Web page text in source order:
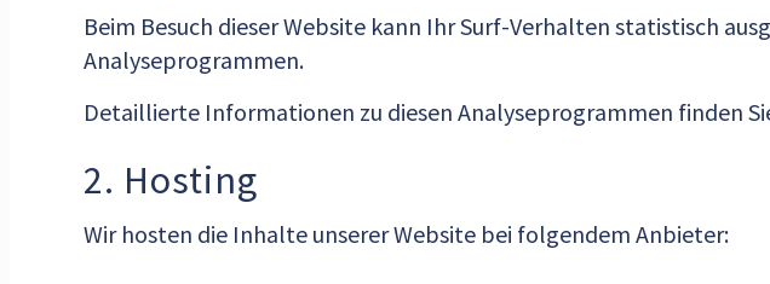
Beim Besuch dieser Website kann Ihr Surf-Verhalten statistisch
Analyseprogrammen.
Detaillierte Informationen zu diesen Analyseprogrammen finden
2. Hosting
Wir hosten die Inhalte unserer Website bei folgendem Anbieter: